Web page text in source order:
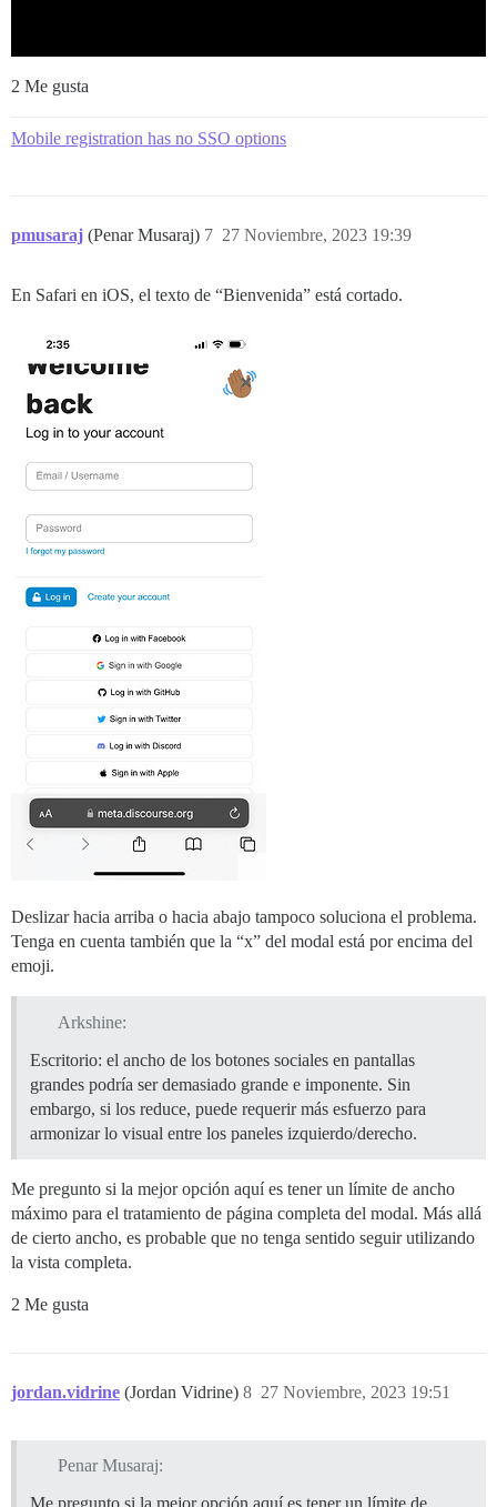
2 Me gusta
Mobile registration has no SSO options
pmusaraj (Penar Musaraj) 27 Noviembre, 2023 19:39
7
En Safari en iOS, el texto de “Bienvenida” está cortado.
Deslizar hacia arriba o hacia abajo tampoco soluciona el problema.
Tenga en cuenta también que la “x” del modal está por encima del
emoji.
Arkshine:
Escritorio: el ancho de los botones sociales en pantallas
grandes podría ser demasiado grande e imponente. Sin
embargo, si los reduce, puede requerir más esfuerzo para
armonizar lo visual entre los paneles izquierdo/derecho.
Me pregunto si la mejor opción aquí es tener un límite de ancho
máximo para el tratamiento de página completa del modal. Más allá
de cierto ancho, es probable que no tenga sentido seguir utilizando
la vista completa.
2 Me gusta
jordan.vidrine (Jordan Vidrine) 27 Noviembre, 2023 19:51
8
Penar Musaraj: